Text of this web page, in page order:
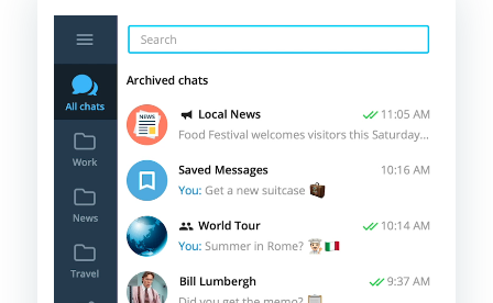
نمایشگر
ویدیو